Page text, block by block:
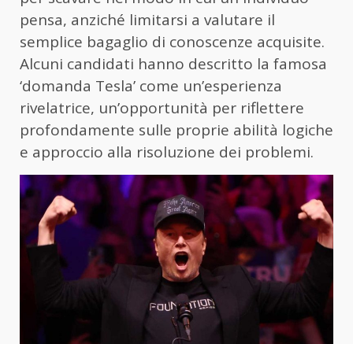
pensa, anziché limitarsi a valutare il
semplice bagaglio di conoscenze acquisite.
Alcuni candidati hanno descritto la famosa
‘domanda Tesla’ come un’esperienza
rivelatrice, un’opportunità per riflettere
profondamente sulle proprie abilità logiche
e approccio alla risoluzione dei problemi.